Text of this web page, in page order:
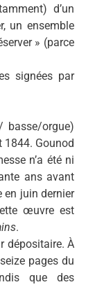
d’un
un ensemble
» (parce
signées par
basse/orgue)
Gounod
n’a été ni
ans avant
en juin dernier
œuvre est
.
dépositaire. À
pages du
que des